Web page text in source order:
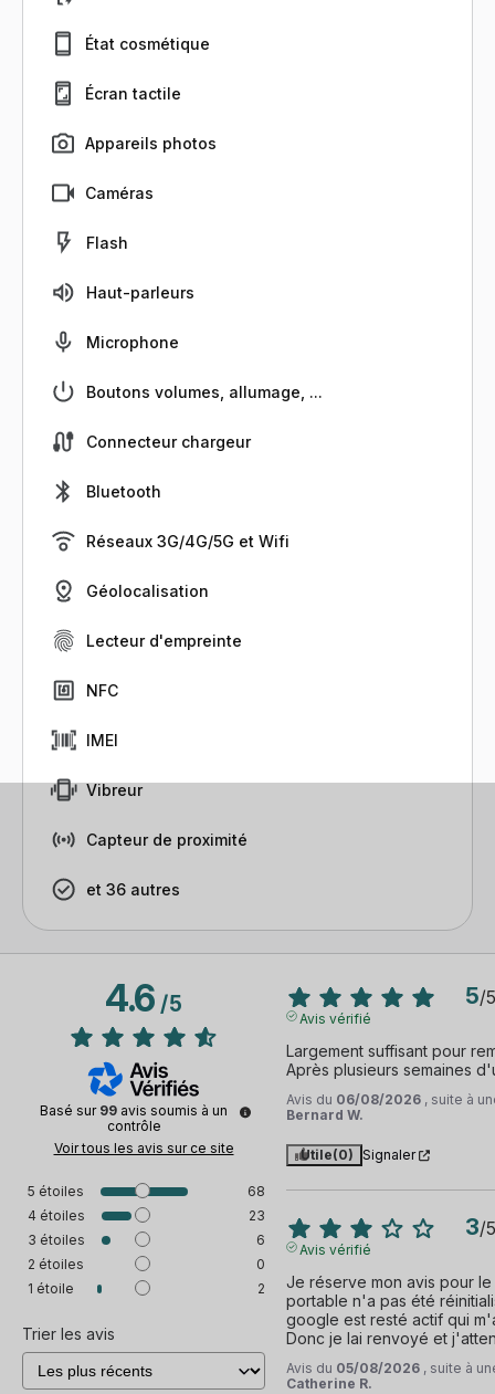
État cosmétique
Écran tactile
Appareils photos
Caméras
Flash
Haut-parleurs
Microphone
Boutons volumes, allumage, ...
Connecteur chargeur
Bluetooth
Réseaux 3G/4G/5G et Wifi
Géolocalisation
Lecteur d'empreinte
NFC
IMEI
Vibreur
Capteur de proximité
et 36 autres
4.6/5
Basé sur 99 avis soumis à un
contrôle
Voir tous les avis sur ce site
5 étoiles
68
4 étoiles
23
3 étoiles
6
2 étoiles
0
1 étoile 2
Trier les avis
5/5
Avis vérifié
Largement suffisant pour
Après plusieurs semaines
Avis du 06/08/2026 , suite à
Bernard W.
Utile(0) Signaler
3/5
Avis vérifié
Je réserve mon avis pour le
portable n'a pas été
google est resté actif qui
Donc je lai renvoyé et
Avis du 05/08/2026 , suite à
Catherine R.